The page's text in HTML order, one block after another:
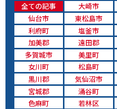
全ての記事 大崎市
仙台市
東松島市
利府町
塩釜市
加美郡
遠田郡
多賀城市
美里町
女川町
松島町
黒川郡
気仙沼市
宮城郡
涌谷町
色麻町
若林区